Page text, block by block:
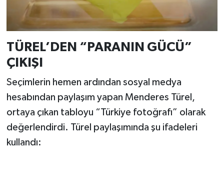
TÜREL’DEN “PARANIN GÜCÜ”
ÇIKIŞI
Seçimlerin hemen ardından sosyal medya
hesabından paylaşım yapan Menderes Türel,
ortaya çıkan tabloyu “Türkiye fotoğrafı” olarak
değerlendirdi. Türel paylaşımında şu ifadeleri
kullandı: